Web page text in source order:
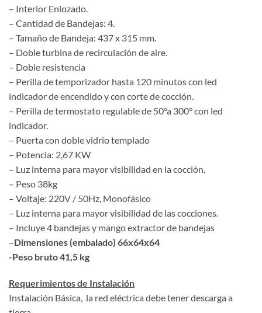
– Interior Enlozado.
– Cantidad de Bandejas: 4.
– Tamaño de Bandeja: 437 x 315 mm.
– Doble turbina de recirculación de aire.
– Doble resistencia
– Perilla de temporizador hasta 120 minutos con led
indicador de encendido y con corte de cocción.
– Perilla de termostato regulable de 50°a 300° con led
indicador.
– Puerta con doble vidrio templado
– Potencia: 2,67 KW
– Luz interna para mayor visibilidad en la cocción.
– Peso 38kg
– Voltaje: 220V / 50Hz, Monofásico
– Luz interna para mayor visibilidad de las cocciones.
– Incluye 4 bandejas y mango extractor de bandejas
–Dimensiones (embalado) 66x64x64
-Peso bruto 41,5 kg
Requerimientos de Instalación
Instalación Básica, la red eléctrica debe tener descarga a